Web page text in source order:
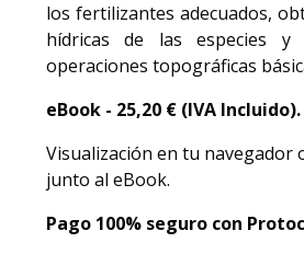
los fertilizantes adecuados,
hídricas de las especies y
operaciones topográficas
eBook - 25,20 € (IVA Incluido).
Visualización en tu navegador
junto al eBook.
Pago 100% seguro con